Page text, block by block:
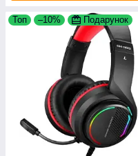
Топ –10% Подарунок